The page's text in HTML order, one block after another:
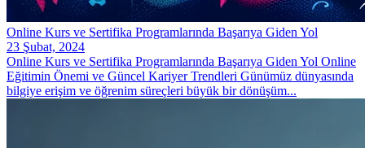
Online Kurs ve Sertifika Programlarında Başarıya Giden Yol
23 Şubat, 2024
Online Kurs ve Sertifika Programlarında Başarıya Giden Yol Online
Eğitimin Önemi ve Güncel Kariyer Trendleri Günümüz dünyasında
bilgiye erişim ve öğrenim süreçleri büyük bir dönüşüm...